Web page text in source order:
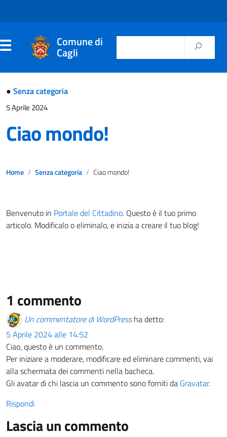
Comune di
Cagli
Italiano
● Senza categoria
5 Aprile 2024
Ciao mondo!
Home Senza categoria Ciao mondo!
Benvenuto in Portale del Cittadino. Questo è il tuo primo
articolo. Modificalo o eliminalo, e inizia a creare il tuo blog!
1 commento
Un commentatore di WordPress ha detto:
5 Aprile 2024 alle 14:52
Ciao, questo è un commento.
Per iniziare a moderare, modificare ed eliminare commenti, vai
alla schermata dei commenti nella bacheca.
Gli avatar di chi lascia un commento sono forniti da Gravatar.
Rispondi
Lascia un commento